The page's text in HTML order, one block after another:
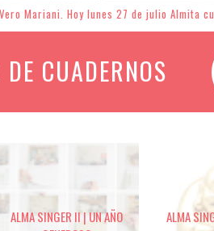
Mariani. Hoy lunes 27 de julio Almita
CUADERNOS
ALMA SINGER II | UN AÑO
ALMA